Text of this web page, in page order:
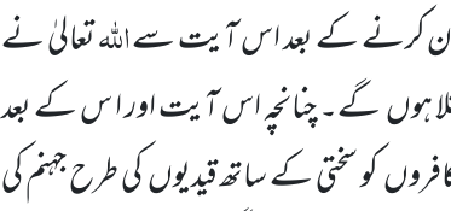
کرنے کے بعد اس آیت سےاللہتعالیٰ نے
ہوں گے۔ چنانچہ اس آیت اور ا س کے بعد
کو سختی کے ساتھ قیدیوں کی طرح جہنم کی